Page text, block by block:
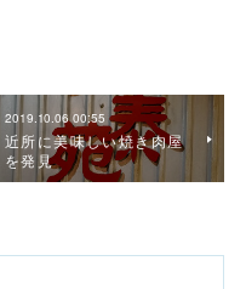
2019.10.06 00:55
近所に美味しい焼き肉屋
を発見